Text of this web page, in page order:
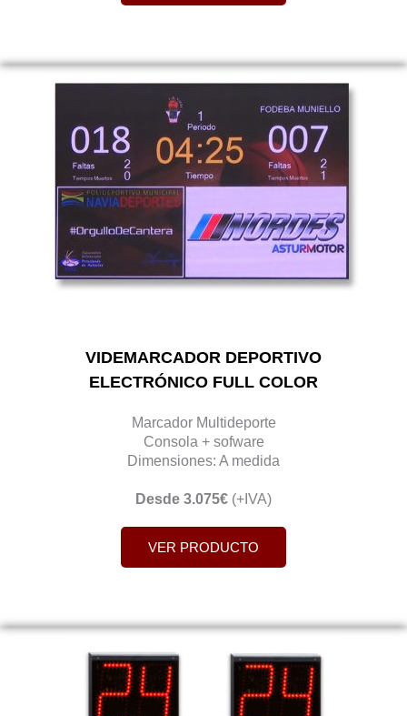
VIDEMARCADOR DEPORTIVO
ELECTRÓNICO FULL COLOR
Marcador Multideporte
Consola + sofware
Dimensiones: A medida
Desde 3.075€ (+IVA)
VER PRODUCTO